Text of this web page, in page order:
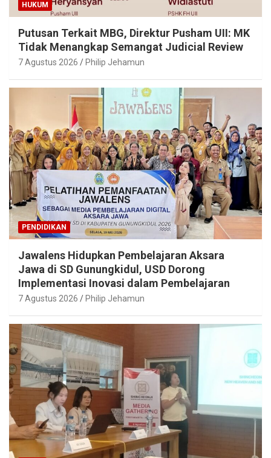
HUKUM
Putusan Terkait MBG, Direktur Pusham UII: MK
Tidak Menangkap Semangat Judicial Review
7 Agustus 2026 Philip Jehamun
PENDIDIKAN
Jawalens Hidupkan Pembelajaran Aksara
Jawa di SD Gunungkidul, USD Dorong
Implementasi Inovasi dalam Pembelajaran
7 Agustus 2026 Philip Jehamun